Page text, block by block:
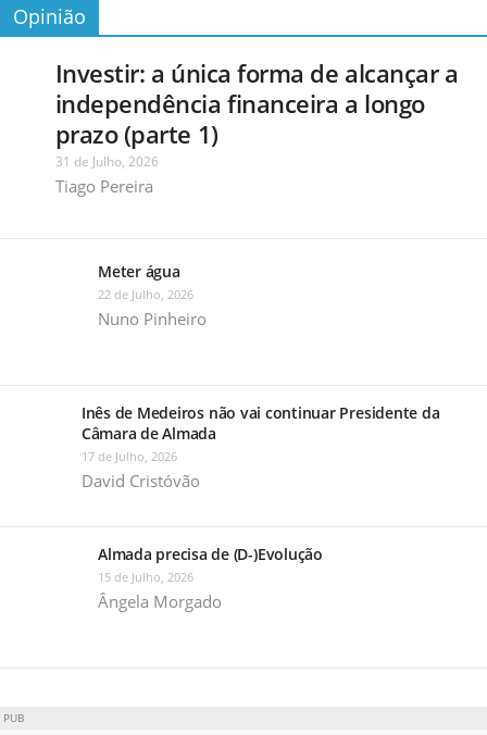
Opinião
Investir: a única forma de alcançar a
independência financeira a longo
prazo (parte 1)
31 de Julho, 2026
Tiago Pereira
Meter água
22 de Julho, 2026
Nuno Pinheiro
Inês de Medeiros não vai continuar Presidente da
Câmara de Almada
17 de Julho, 2026
David Cristóvão
Almada precisa de (D-)Evolução
15 de Julho, 2026
Ângela Morgado
PUB